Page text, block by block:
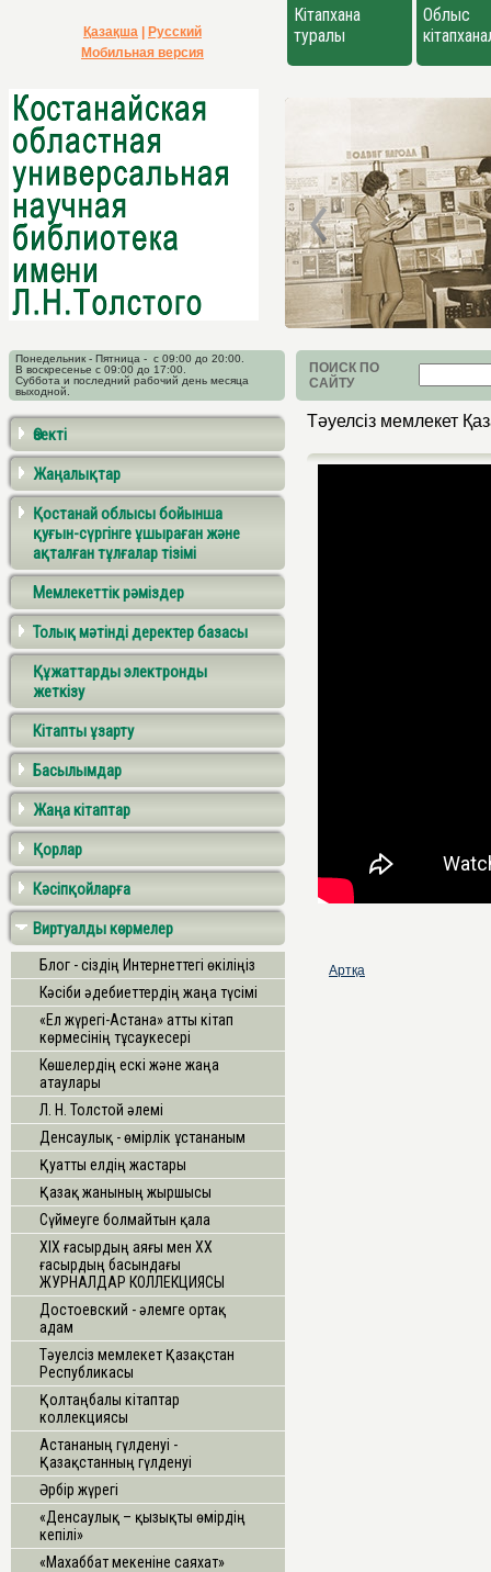
Қазақша
Русский
Мобильная версия
Кітапхана
туралы
Облыс
Понедельник - Пятница - с 09:00 до 20:00.
В воскресенье с 09:00 до 17:00.
Суббота и последний рабочий день месяца
выходной.
ПОИСК ПО
САЙТУ
Өзекті
Жаңалықтар
Қостанай облысы бойынша
қуғын-сүргінге ұшыраған және
ақталған тұлғалар тізімі
Мемлекеттік рәміздер
Толық мәтінді деректер базасы
Құжаттарды электронды
жеткізу
Кітапты ұзарту
Басылымдар
Жаңа кітаптар
Қорлар
Кәсіпқойларға
Виртуалды көрмелер
Блог - сіздің Интернеттегі өкіліңіз
Кәсіби әдебиеттердің жаңа түсімі
«Ел жүрегі-Астана» атты кітап
көрмесінің тұсаукесері
Көшелердің ескі және жаңа
атаулары
Л. Н. Толстой әлемі
Денсаулық - өмірлік ұстананым
Қуатты елдің жастары
Қазақ жанының жыршысы
Сүймеуге болмайтын қала
ХІХ ғасырдың аяғы мен ХХ
ғасырдың басындағы
ЖУРНАЛДАР КОЛЛЕКЦИЯСЫ
Достоевский - әлемге ортақ
адам
Тәуелсіз мемлекет Қазақстан
Республикасы
Қолтаңбалы кітаптар
коллекциясы
Астананың гүлденуі -
Қазақстанның гүлденуі
Әрбір жүрегі
«Денсаулық – қызықты өмірдің
кепілі»
«Махаббат мекеніне саяхат»
Тәуелсіз мемлекет
Артқа